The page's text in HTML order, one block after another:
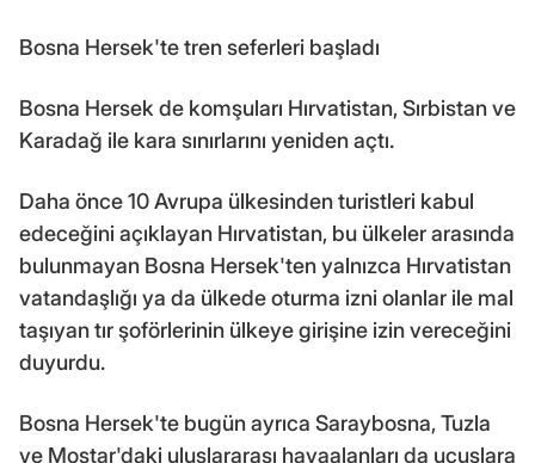
Bosna Hersek'te tren seferleri başladı
Bosna Hersek de komşuları Hırvatistan, Sırbistan ve
Karadağ ile kara sınırlarını yeniden açtı.
Daha önce 10 Avrupa ülkesinden turistleri kabul
edeceğini açıklayan Hırvatistan, bu ülkeler arasında
bulunmayan Bosna Hersek'ten yalnızca Hırvatistan
vatandaşlığı ya da ülkede oturma izni olanlar ile mal
taşıyan tır şoförlerinin ülkeye girişine izin vereceğini
duyurdu.
Bosna Hersek'te bugün ayrıca Saraybosna, Tuzla
ve Mostar'daki uluslararası havaalanları da uçuşlara